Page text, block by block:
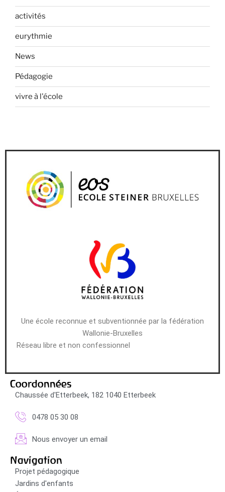
activités
eurythmie
News
Pédagogie
vivre à l'école
Une école reconnue et subventionnée par la fédération
Wallonie-Bruxelles
Réseau libre et non confessionnel
Coordonnées
Chaussée d'Etterbeek, 182 1040 Etterbeek
0478 05 30 08
Nous envoyer un email
Navigation
Projet pédagogique
Jardins d'enfants